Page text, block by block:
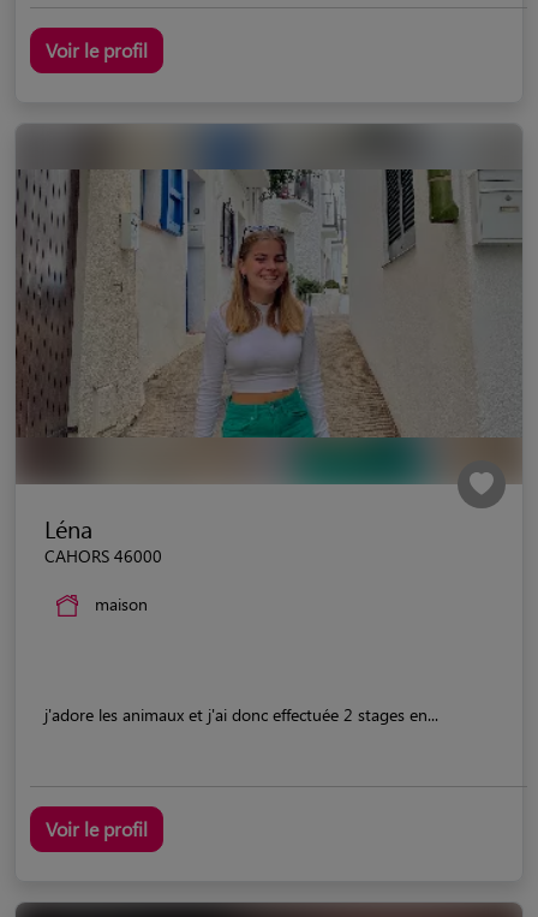
Voir le profil
Léna
CAHORS 46000
maison
j'adore les animaux et j'ai donc effectuée 2 stages en...
Voir le profil